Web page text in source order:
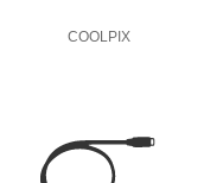
COOLPIX